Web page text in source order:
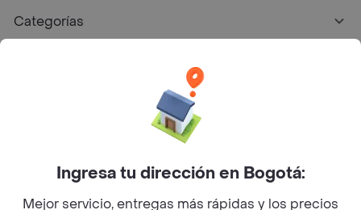
Categorías
Facebook
Twitter
Instagram
©2026Rappi Inc. All rights reserved.
Ingresa tu dirección en Bogotá:
Mejor servicio, entregas más rápidas y los precios